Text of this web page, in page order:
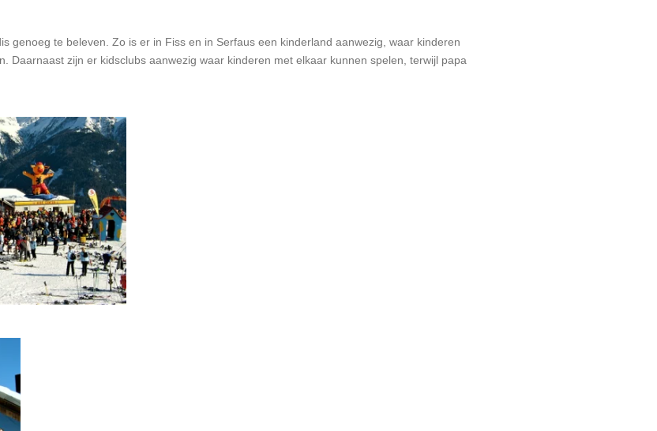
genoeg te beleven. Zo is er in Fiss en in Serfaus een kinderland aanwezig, waar kinderen
Daarnaast zijn er kidsclubs aanwezig waar kinderen met elkaar kunnen spelen, terwijl papa